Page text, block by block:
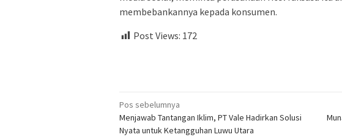
membebankannya kepada konsumen.
Post Views: 172
Navigasi
pos
Pos sebelumnya
Menjawab Tantangan Iklim, PT Vale Hadirkan Solusi
Nyata untuk Ketangguhan Luwu Utara